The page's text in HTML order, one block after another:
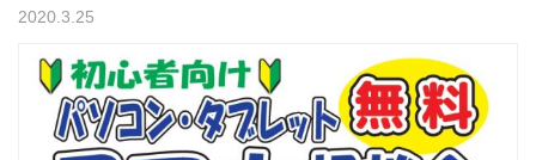
2020.3.25